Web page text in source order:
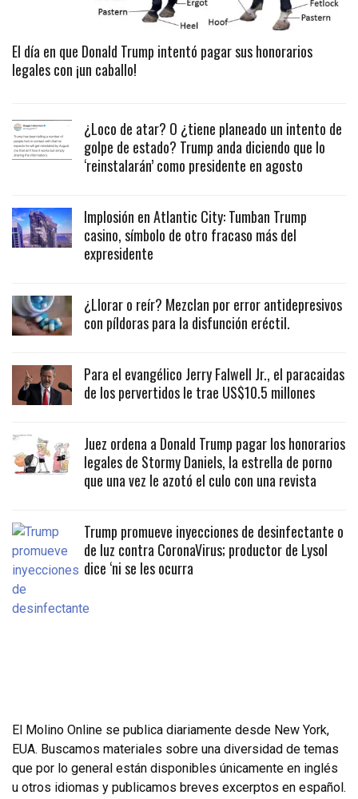
El día en que Donald Trump intentó pagar sus honorarios
legales con ¡un caballo!
¿Loco de atar? O ¿tiene planeado un intento de
golpe de estado? Trump anda diciendo que lo
‘reinstalarán’ como presidente en agosto
Implosión en Atlantic City: Tumban Trump
casino, símbolo de otro fracaso más del
expresidente
¿Llorar o reír? Mezclan por error antidepresivos
con píldoras para la disfunción eréctil.
Para el evangélico Jerry Falwell Jr., el paracaidas
de los pervertidos le trae US$10.5 millones
Juez ordena a Donald Trump pagar los honorarios
legales de Stormy Daniels, la estrella de porno
que una vez le azotó el culo con una revista
Trump promueve inyecciones de desinfectante o
de luz contra CoronaVirus; productor de Lysol
dice ‘ni se les ocurra
El Molino Online se publica diariamente desde New York,
EUA. Buscamos materiales sobre una diversidad de temas
que por lo general están disponibles únicamente en inglés
u otros idiomas y publicamos breves excerptos en español.